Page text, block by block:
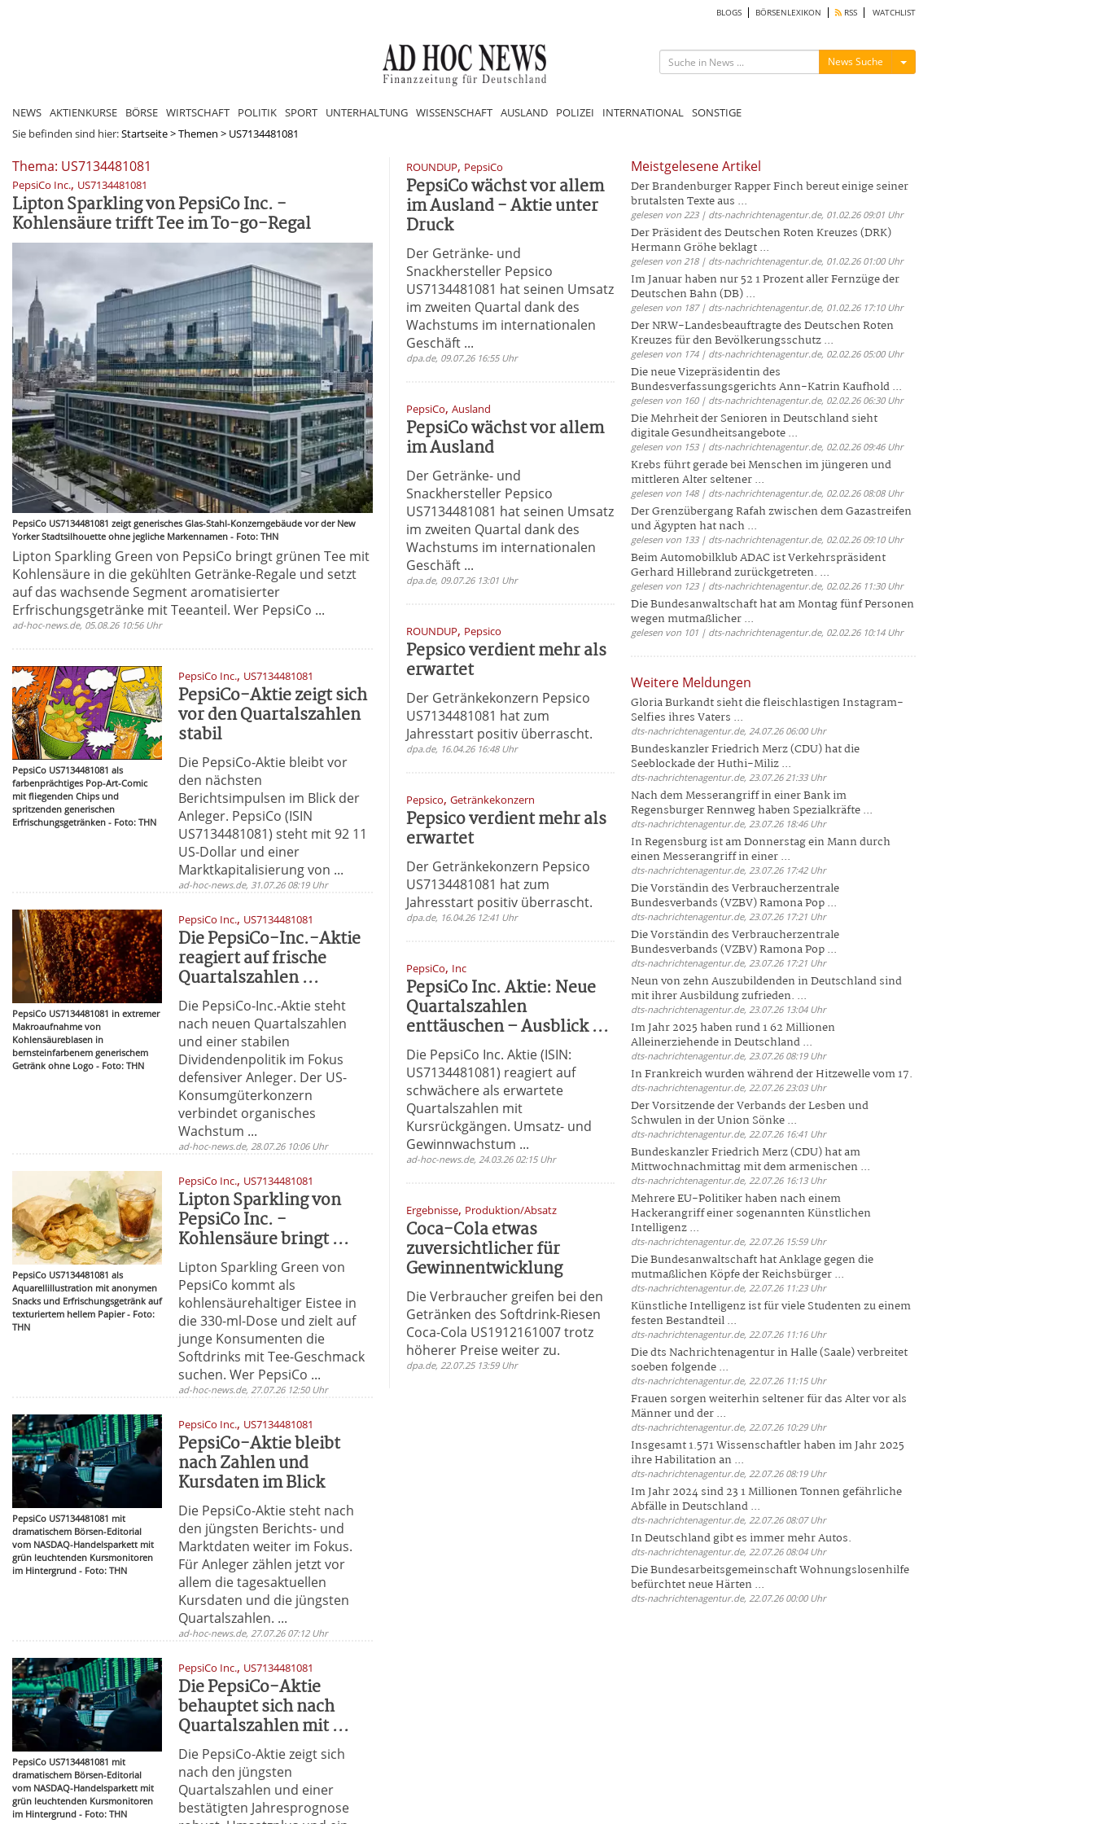
BLOGS BÖRSENLEXIKON RSS WATCHLIST
News Suche Menü ein-/ausblenden
NEWS AKTIENKURSE BÖRSE WIRTSCHAFT POLITIK SPORT UNTERHALTUNG WISSENSCHAFT AUSLAND POLIZEI INTERNATIONAL SONSTIGE
Sie befinden sind hier:Startseite>Themen > US7134481081
Thema: US7134481081
PepsiCo Inc., US7134481081
Lipton Sparkling von PepsiCo Inc. -
Kohlensäure trifft Tee im To-go-Regal
PepsiCo US7134481081 zeigt generisches Glas-Stahl-Konzerngebäude vor der New
Yorker Stadtsilhouette ohne jegliche Markennamen - Foto: THN
Lipton Sparkling Green von PepsiCo bringt grünen Tee mit
Kohlensäure in die gekühlten Getränke-Regale und setzt
auf das wachsende Segment aromatisierter
Erfrischungsgetränke mit Teeanteil. Wer PepsiCo ...
ad-hoc-news.de, 05.08.26 10:56 Uhr
PepsiCo US7134481081 als
farbenprächtiges Pop-Art-Comic
mit fliegenden Chips und
spritzenden generischen
Erfrischungsgetränken - Foto: THN
PepsiCo Inc., US7134481081
PepsiCo-Aktie zeigt sich
vor den Quartalszahlen
stabil
Die PepsiCo-Aktie bleibt vor
den nächsten
Berichtsimpulsen im Blick der
Anleger. PepsiCo (ISIN
US7134481081) steht mit 92 11
US-Dollar und einer
Marktkapitalisierung von ...
ad-hoc-news.de, 31.07.26 08:19 Uhr
PepsiCo US7134481081 in extremer
Makroaufnahme von
Kohlensäureblasen in
bernsteinfarbenem generischem
Getränk ohne Logo - Foto: THN
PepsiCo Inc., US7134481081
Die PepsiCo-Inc.-Aktie
reagiert auf frische
Quartalszahlen ...
Die PepsiCo-Inc.-Aktie steht
nach neuen Quartalszahlen
und einer stabilen
Dividendenpolitik im Fokus
defensiver Anleger. Der US-
Konsumgüterkonzern
verbindet organisches
Wachstum ...
ad-hoc-news.de, 28.07.26 10:06 Uhr
PepsiCo US7134481081 als
Aquarellillustration mit anonymen
Snacks und Erfrischungsgetränk auf
texturiertem hellem Papier - Foto:
THN
PepsiCo Inc., US7134481081
Lipton Sparkling von
PepsiCo Inc. -
Kohlensäure bringt ...
Lipton Sparkling Green von
PepsiCo kommt als
kohlensäurehaltiger Eistee in
die 330-ml-Dose und zielt auf
junge Konsumenten die
Softdrinks mit Tee-Geschmack
suchen. Wer PepsiCo ...
ad-hoc-news.de, 27.07.26 12:50 Uhr
PepsiCo US7134481081 mit
dramatischem Börsen-Editorial
vom NASDAQ-Handelsparkett mit
grün leuchtenden Kursmonitoren
im Hintergrund - Foto: THN
PepsiCo Inc., US7134481081
PepsiCo-Aktie bleibt
nach Zahlen und
Kursdaten im Blick
Die PepsiCo-Aktie steht nach
den jüngsten Berichts- und
Marktdaten weiter im Fokus.
Für Anleger zählen jetzt vor
allem die tagesaktuellen
Kursdaten und die jüngsten
Quartalszahlen. ...
ad-hoc-news.de, 27.07.26 07:12 Uhr
PepsiCo US7134481081 mit
dramatischem Börsen-Editorial
vom NASDAQ-Handelsparkett mit
grün leuchtenden Kursmonitoren
im Hintergrund - Foto: THN
PepsiCo Inc., US7134481081
Die PepsiCo-Aktie
behauptet sich nach
Quartalszahlen mit ...
Die PepsiCo-Aktie zeigt sich
nach den jüngsten
Quartalszahlen und einer
bestätigten Jahresprognose
ROUNDUP, PepsiCo
PepsiCo wächst vor allem
im Ausland - Aktie unter
Druck
Der Getränke- und
Snackhersteller Pepsico
US7134481081 hat seinen Umsatz
im zweiten Quartal dank des
Wachstums im internationalen
Geschäft ...
dpa.de, 09.07.26 16:55 Uhr
PepsiCo, Ausland
PepsiCo wächst vor allem
im Ausland
Der Getränke- und
Snackhersteller Pepsico
US7134481081 hat seinen Umsatz
im zweiten Quartal dank des
Wachstums im internationalen
Geschäft ...
dpa.de, 09.07.26 13:01 Uhr
ROUNDUP, Pepsico
Pepsico verdient mehr als
erwartet
Der Getränkekonzern Pepsico
US7134481081 hat zum
Jahresstart positiv überrascht.
dpa.de, 16.04.26 16:48 Uhr
Pepsico, Getränkekonzern
Pepsico verdient mehr als
erwartet
Der Getränkekonzern Pepsico
US7134481081 hat zum
Jahresstart positiv überrascht.
dpa.de, 16.04.26 12:41 Uhr
PepsiCo, Inc
PepsiCo Inc. Aktie: Neue
Quartalszahlen
enttäuschen – Ausblick ...
Die PepsiCo Inc. Aktie (ISIN:
US7134481081) reagiert auf
schwächere als erwartete
Quartalszahlen mit
Kursrückgängen. Umsatz- und
Gewinnwachstum ...
ad-hoc-news.de, 24.03.26 02:15 Uhr
Ergebnisse, Produktion/Absatz
Coca-Cola etwas
zuversichtlicher für
Gewinnentwicklung
Die Verbraucher greifen bei den
Getränken des Softdrink-Riesen
Coca-Cola US1912161007 trotz
höherer Preise weiter zu.
dpa.de, 22.07.25 13:59 Uhr
Meistgelesene Artikel
Der Brandenburger Rapper Finch bereut einige seiner
brutalsten Texte aus ...
gelesen von 223 | dts-nachrichtenagentur.de, 01.02.26 09:01 Uhr
Der Präsident des Deutschen Roten Kreuzes (DRK)
Hermann Gröhe beklagt ...
gelesen von 218 | dts-nachrichtenagentur.de, 01.02.26 01:00 Uhr
Im Januar haben nur 52 1 Prozent aller Fernzüge der
Deutschen Bahn (DB) ...
gelesen von 187 | dts-nachrichtenagentur.de, 01.02.26 17:10 Uhr
Der NRW-Landesbeauftragte des Deutschen Roten
Kreuzes für den Bevölkerungsschutz ...
gelesen von 174 | dts-nachrichtenagentur.de, 02.02.26 05:00 Uhr
Die neue Vizepräsidentin des
Bundesverfassungsgerichts Ann-Katrin Kaufhold ...
gelesen von 160 | dts-nachrichtenagentur.de, 02.02.26 06:30 Uhr
Die Mehrheit der Senioren in Deutschland sieht
digitale Gesundheitsangebote ...
gelesen von 153 | dts-nachrichtenagentur.de, 02.02.26 09:46 Uhr
Krebs führt gerade bei Menschen im jüngeren und
mittleren Alter seltener ...
gelesen von 148 | dts-nachrichtenagentur.de, 02.02.26 08:08 Uhr
Der Grenzübergang Rafah zwischen dem Gazastreifen
und Ägypten hat nach ...
gelesen von 133 | dts-nachrichtenagentur.de, 02.02.26 09:10 Uhr
Beim Automobilklub ADAC ist Verkehrspräsident
Gerhard Hillebrand zurückgetreten. ...
gelesen von 123 | dts-nachrichtenagentur.de, 02.02.26 11:30 Uhr
Die Bundesanwaltschaft hat am Montag fünf Personen
wegen mutmaßlicher ...
gelesen von 101 | dts-nachrichtenagentur.de, 02.02.26 10:14 Uhr
Weitere Meldungen
Gloria Burkandt sieht die fleischlastigen Instagram-
Selfies ihres Vaters ...
dts-nachrichtenagentur.de, 24.07.26 06:00 Uhr
Bundeskanzler Friedrich Merz (CDU) hat die
Seeblockade der Huthi-Miliz ...
dts-nachrichtenagentur.de, 23.07.26 21:33 Uhr
Nach dem Messerangriff in einer Bank im
Regensburger Rennweg haben Spezialkräfte ...
dts-nachrichtenagentur.de, 23.07.26 18:46 Uhr
In Regensburg ist am Donnerstag ein Mann durch
einen Messerangriff in einer ...
dts-nachrichtenagentur.de, 23.07.26 17:42 Uhr
Die Vorständin des Verbraucherzentrale
Bundesverbands (VZBV) Ramona Pop ...
dts-nachrichtenagentur.de, 23.07.26 17:21 Uhr
Die Vorständin des Verbraucherzentrale
Bundesverbands (VZBV) Ramona Pop ...
dts-nachrichtenagentur.de, 23.07.26 17:21 Uhr
Neun von zehn Auszubildenden in Deutschland sind
mit ihrer Ausbildung zufrieden. ...
dts-nachrichtenagentur.de, 23.07.26 13:04 Uhr
Im Jahr 2025 haben rund 1 62 Millionen
Alleinerziehende in Deutschland ...
dts-nachrichtenagentur.de, 23.07.26 08:19 Uhr
In Frankreich wurden während der Hitzewelle vom 17.
dts-nachrichtenagentur.de, 22.07.26 23:03 Uhr
Der Vorsitzende der Verbands der Lesben und
Schwulen in der Union Sönke ...
dts-nachrichtenagentur.de, 22.07.26 16:41 Uhr
Bundeskanzler Friedrich Merz (CDU) hat am
Mittwochnachmittag mit dem armenischen ...
dts-nachrichtenagentur.de, 22.07.26 16:13 Uhr
Mehrere EU-Politiker haben nach einem
Hackerangriff einer sogenannten Künstlichen
Intelligenz ...
dts-nachrichtenagentur.de, 22.07.26 15:59 Uhr
Die Bundesanwaltschaft hat Anklage gegen die
mutmaßlichen Köpfe der Reichsbürger ...
dts-nachrichtenagentur.de, 22.07.26 11:23 Uhr
Künstliche Intelligenz ist für viele Studenten zu einem
festen Bestandteil ...
dts-nachrichtenagentur.de, 22.07.26 11:16 Uhr
Die dts Nachrichtenagentur in Halle (Saale) verbreitet
soeben folgende ...
dts-nachrichtenagentur.de, 22.07.26 11:15 Uhr
Frauen sorgen weiterhin seltener für das Alter vor als
Männer und der ...
dts-nachrichtenagentur.de, 22.07.26 10:29 Uhr
Insgesamt 1.571 Wissenschaftler haben im Jahr 2025
ihre Habilitation an ...
dts-nachrichtenagentur.de, 22.07.26 08:19 Uhr
Im Jahr 2024 sind 23 1 Millionen Tonnen gefährliche
Abfälle in Deutschland ...
dts-nachrichtenagentur.de, 22.07.26 08:07 Uhr
In Deutschland gibt es immer mehr Autos.
dts-nachrichtenagentur.de, 22.07.26 08:04 Uhr
Die Bundesarbeitsgemeinschaft Wohnungslosenhilfe
befürchtet neue Härten ...
dts-nachrichtenagentur.de, 22.07.26 00:00 Uhr